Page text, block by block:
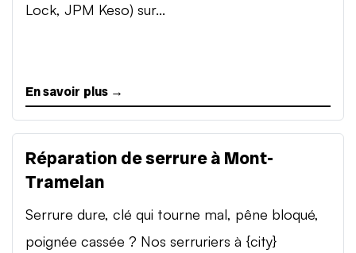
Lock, JPM Keso) sur...
En savoir plus →
Réparation de serrure à Mont-
Tramelan
Serrure dure, clé qui tourne mal, pêne bloqué,
poignée cassée ? Nos serruriers à {city}